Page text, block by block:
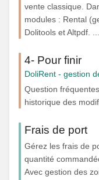
vente classique.
modules : Rental
Dolitools et Altpdf. ...
4- Pour finir
DoliRent - gestion
Question
historique des
Frais de port
Gérez les frais de
quantité
Avec gestion des